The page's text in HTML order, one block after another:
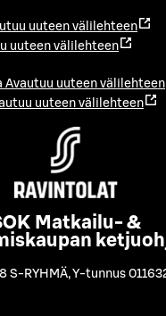
uuteen välilehteen
uuteen välilehteen
Avautuu uuteen välilehteen
uuteen välilehteen
Matkailu- &
S-RYHMÄ,Y-tunnus